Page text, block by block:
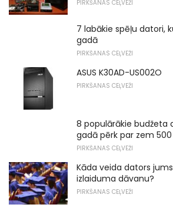
PIRKŠANAS CEĻVEŽI
7 labākie spēļu datori,
gadā
PIRKŠANAS CEĻVEŽI
ASUS K30AD-US002O
PIRKŠANAS CEĻVEŽI
8 populārākie budžeta
gadā pērk par zem 500
PIRKŠANAS CEĻVEŽI
Kāda veida dators
izlaiduma dāvanu?
PIRKŠANAS CEĻVEŽI